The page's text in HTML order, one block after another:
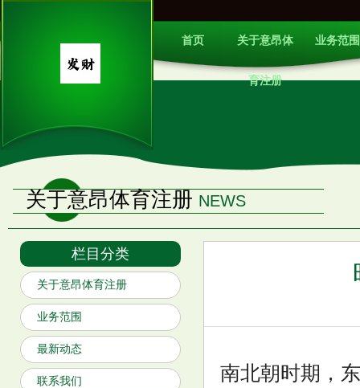
首页 关于意昂体
育注册
业务范围
关于意昂体育注册 NEWS
栏目分类
关于意昂体育注册
业务范围
最新动态
联系我们 南北朝时期，